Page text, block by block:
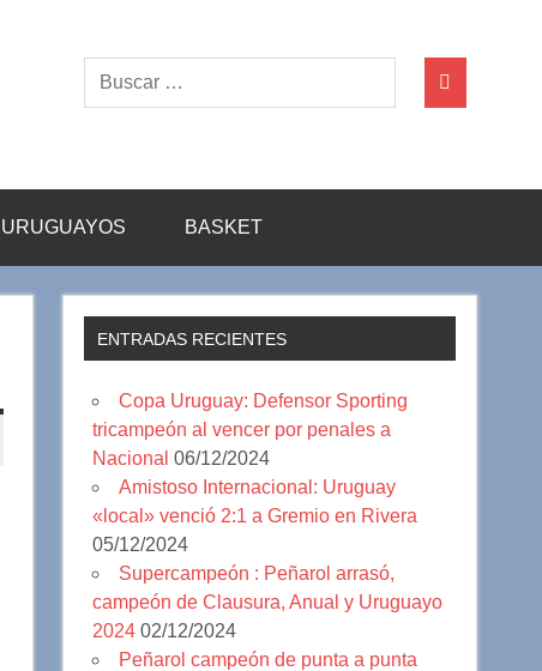
URUGUAYOS BASKET
ENTRADAS RECIENTES
Copa Uruguay: Defensor Sporting
tricampeón al vencer por penales a
Nacional 06/12/2024
Amistoso Internacional: Uruguay
«local» venció 2:1 a Gremio en Rivera
05/12/2024
Supercampeón : Peñarol arrasó,
campeón de Clausura, Anual y Uruguayo
2024 02/12/2024
Peñarol campeón de punta a punta